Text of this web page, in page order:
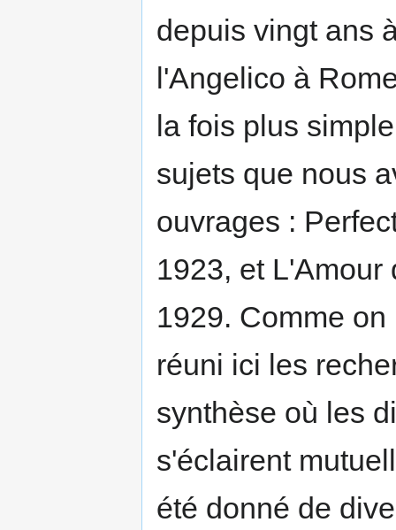
depuis vingt ans
l'Angelico à
la fois plus
sujets que nous
ouvrages :
1923, et
1929. Comme
réuni ici les
synthèse où les
s'éclairent
été donné de